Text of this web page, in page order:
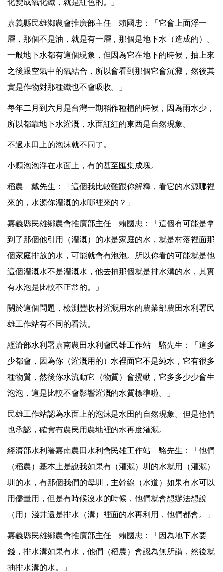
化變成氧化鐵，就是紅色的。」
嘉義縣民雄鄉農會推廣部主任 賴國忠：「它會上面浮一
層，那個不是油，就是有一層，那個是地下水（造成的）。
一般地下水都有這個現象，但因為它在地下的時候，抽上來
之後跟空氣中的氧結合，所以會看到那個它會沉澱，然後其
實是作物對那種鐵也不會吸收。」
每年二月到六月是台灣一期稻作種植的時候，因為雨水少，
所以都靠地下水灌溉，水面紅紅的東西是自然現象。
不過水田上的泡沫就不同了。
小顆泡泡浮在水面上，有的甚至匯集成塊。
稻農 戴先生：「這個我比較難跟你解釋，看它的水源哪裡
來的，水源你灌溉的水哪裡來的？」
嘉義縣民雄鄉農會推廣部主任 賴國忠：「這個有可能是拿
到了那個他引用（灌溉）的水是家庭的水，就是村落裡面那
個家庭排放的水，可能就會有泡泡。所以你看的可能就是他
這個灌溉水不是灌溉水，他去抽那個就是排水溝的水，其實
有水泡是比較不正常的。」
關於這個問題，檢測豐收村灌溉用水的農業部農田水利署民
雄工作站有不同的看法。
經濟部水利署嘉南農田水利會民雄工作站 駱先生：「這多
少都會，因為你（灌溉用的）水裡面它不是純水，它有很多
種物質，然後你水流動它（物質）會攪動，它多多少少會生
泡泡，這是比較不會影響灌溉的水質標準啦。」
民雄工作站認為水面上的泡沫是水田的自然現象。但是他們
也承認，確實有農民用農地裡的水再度灌溉。
經濟部水利署嘉南農田水利會民雄工作站 駱先生：「他們
（稻農）基本上是說我如果有（灌溉）圳的水就用（灌溉）
圳的水，有那個我們的母圳，主幹線（水道）如果有水可以
用儘量用，但是有時候沒水的時候，他們就會想辦法想說
（用）淺井還是排水（溝）裡面的水再利用，他們都會。」
嘉義縣民雄鄉農會推廣部主任 賴國忠：「因為地下水要
錢，排水溝如果有水，他們（稻農）會認為無所謂，然後就
抽排水溝的水。」